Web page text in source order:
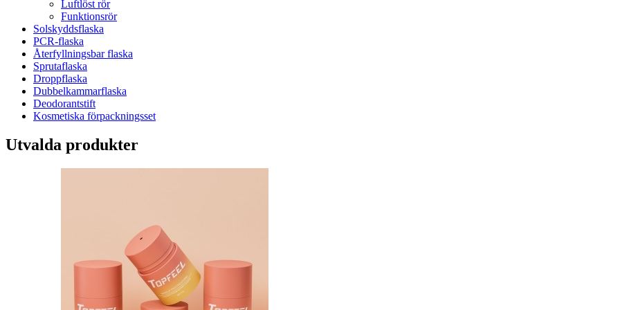
Luftlöst rör
Funktionsrör
Solskyddsflaska
PCR-flaska
Återfyllningsbar flaska
Sprutaflaska
Droppflaska
Dubbelkammarflaska
Deodorantstift
Kosmetiska förpackningsset
Utvalda produkter